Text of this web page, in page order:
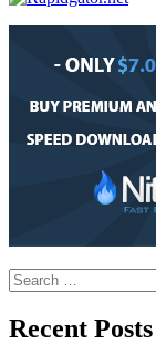
Search
for:
Recent Posts